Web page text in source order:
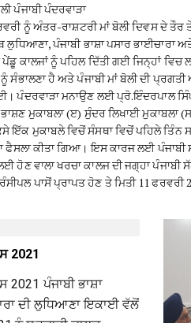
ਪੰਜਾਬੀ ਪੰਦਰਵਾੜਾ
ਨੂੰ ਅੰਤਰ-ਰਾਸ਼ਟਰੀ ਮਾਂ ਬੋਲੀ ਦਿਵਸ ਦੇ
ਲੁਧਿਆਣਾ, ਪੰਜਾਬੀ ਭਾਸ਼ਾ ਪਸਾਰ
ਕਾਲਜਾਂ ਨੂੰ ਪਹਿਲ ਦਿੱਤੀ ਗਈ ਜਿਨ੍ਹਾਂ
ਸੰਭਾਲਣਾ ਹੈ ਅਤੇ ਪੰਜਾਬੀ ਮਾਂ ਬੋਲੀ ਦੀ
ਪੰਦਰਵਾੜਾ ਮਨਾਉਣ ਲਈ ਪ੍ਰੋ.ਇੰਦਰਪਾਲ
ਮੁਕਾਬਲਾ (ੲ) ਸੁੰਦਰ ਲਿਖਾਈ ਮੁਕਾਬਲਾ
ਇੱਕ ਮੁਕਾਬਲੇ ਵਿਚੋਂ ਸੰਸਥਾ ਵਿਚੋਂ ਪਹਿਲੇ
ਫੈਸਲਾ ਕੀਤਾ ਗਿਆ। ਇਸ ਕਾਰਜ ਲਈ
ਹੋਣ ਵਾਲਾ ਖਰਚਾ ਕਾਲਜ ਦੀ ਜਗ੍ਹਾ
ਪਾਸੋਂ ਪ੍ਰਾਪਤ ਹੋਣ ਤੇ ਮਿਤੀ 11
2021
2021 ਪੰਜਾਬੀ ਭਾਸ਼ਾ
ਦੀ ਲੁਧਿਆਣਾ ਇਕਾਈ ਵੱਲੋਂ